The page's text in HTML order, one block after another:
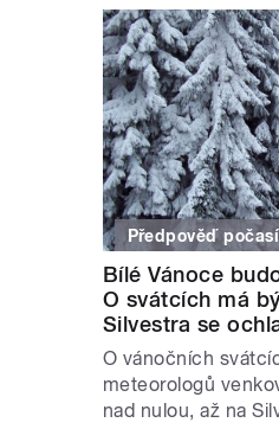
Předpověď počasí
Bílé Vánoce
O svátcích má
Silvestra se
O vánočních
meteorologů
nad nulou, až na